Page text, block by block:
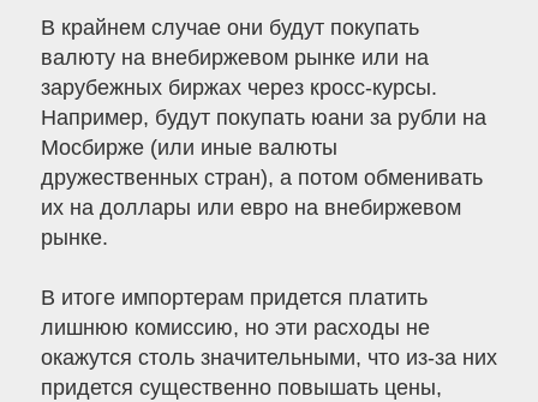
В крайнем случае они будут покупать
валюту на внебиржевом рынке или на
зарубежных биржах через кросс-курсы.
Например, будут покупать юани за рубли на
Мосбирже (или иные валюты
дружественных стран), а потом обменивать
их на доллары или евро на внебиржевом
рынке.
В итоге импортерам придется платить
лишнюю комиссию, но эти расходы не
окажутся столь значительными, что из-за них
придется существенно повышать цены,